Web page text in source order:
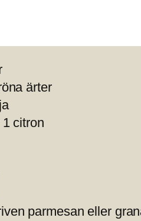
ärter
citron
parmesan eller